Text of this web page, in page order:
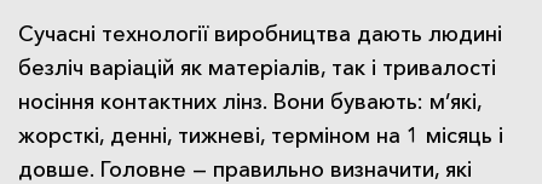
Сучасні технології виробництва дають людині
безліч варіацій як матеріалів, так і тривалості
носіння контактних лінз. Вони бувають: м’які,
жорсткі, денні, тижневі, терміном на 1 місяць і
довше. Головне — правильно визначити, які